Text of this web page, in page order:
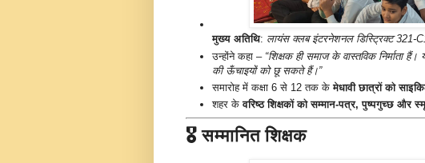
मुख्य अतिथि: लायंस क्लब इंटरनेशनल डिस्ट्रिक्ट 321-
उन्होंने कहा – “शिक्षक ही समाज के वास्तविक निर्माता हैं।
की ऊँचाइयों को छू सकते हैं।”
समारोह में कक्षा 6 से 12 तक केमेधावी छात्रों को
शहर केवरिष्ठ शिक्षकों को सम्मान-पत्र, पुष्पगुच्छ और
🎖️ सम्मानित शिक्षक